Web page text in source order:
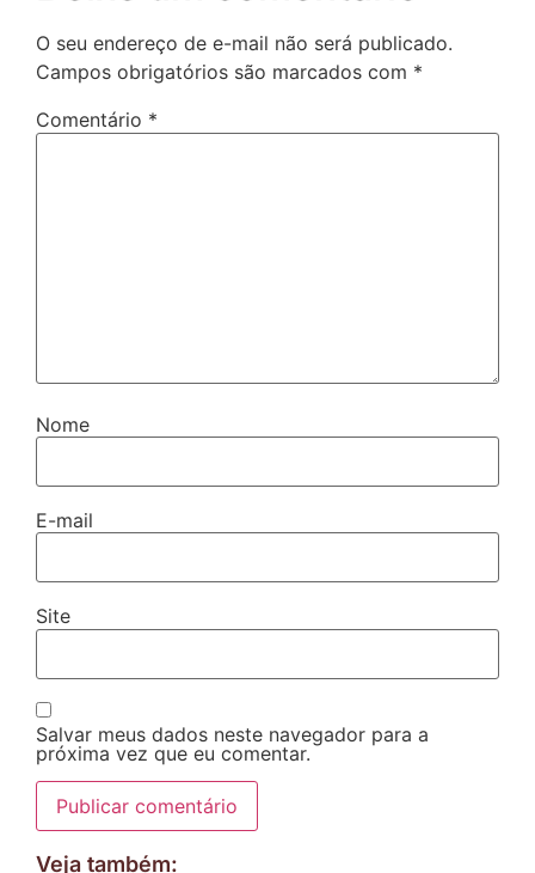
O seu endereço de e-mail não será publicado.
Campos obrigatórios são marcados com *
Comentário *
Nome
E-mail
Site
Salvar meus dados neste navegador para a
próxima vez que eu comentar.
Veja também: